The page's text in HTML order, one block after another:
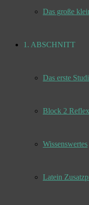
Das große
1. ABSCHNITT
Das erste
Block 2
Wissenswertes
Latein